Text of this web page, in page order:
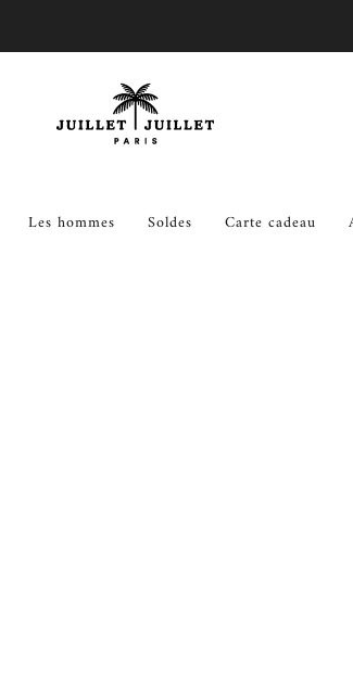
Les hommes Soldes Carte cadeau